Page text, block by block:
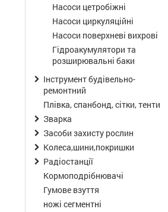
Насоси цетробіжні
Насоси циркуляційні
Насоси поверхневі вихрові
Гідроакумулятори та
розширювальні баки
Інструмент будівельно-
ремонтний
Плівка, спанбонд, сітки, тенти
Зварка
Засоби захисту рослин
Колеса,шини,покришки
Радіостанції
Кормоподрібнювачі
Гумове взуття
ножі сегментні